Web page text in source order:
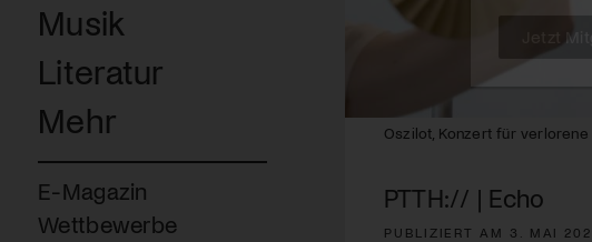
Musik
Literatur
Mehr
E-Magazin
Wettbewerbe
Oszilot, Konzert für verlorene
PTTH:// | Echo
PUBLIZIERT AM 3. MAI
diversen
Jetzt